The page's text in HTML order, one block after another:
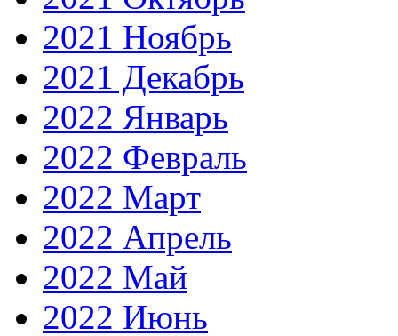
2021 Ноябрь
2021 Декабрь
2022 Январь
2022 Февраль
2022 Март
2022 Апрель
2022 Май
2022 Июнь